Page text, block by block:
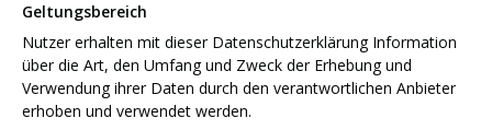
Geltungsbereich
Nutzer erhalten mit dieser Datenschutzerklärung Information
über die Art, den Umfang und Zweck der Erhebung und
Verwendung ihrer Daten durch den verantwortlichen Anbieter
erhoben und verwendet werden.